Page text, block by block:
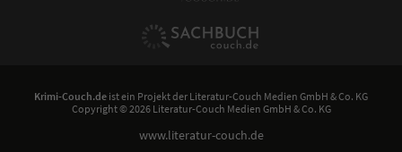
Krimi-Couch.de ist ein Projekt der Literatur-Couch Medien GmbH & Co. KG
Copyright © 2026 Literatur-Couch Medien GmbH & Co. KG
www.literatur-couch.de